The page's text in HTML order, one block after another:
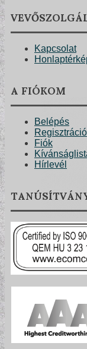
VINYL ÉS
Kapcsolat
A FIÓKOM
Belépés
Regisztráció
Fiók
Hírlevél